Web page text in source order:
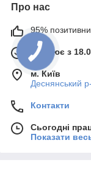
Про нас
95%
Працює з
м. Київ
Деснянський
Контакти
Сьогодні
Показати